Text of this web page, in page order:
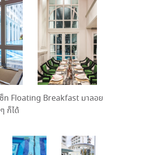
ซ็ท Floating Breakfast มาลอย
ก็ได้